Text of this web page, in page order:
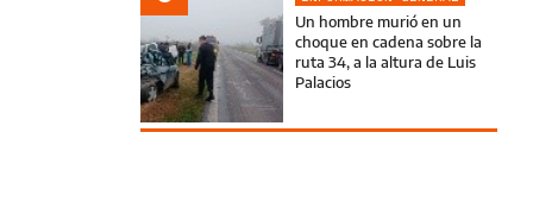
Un hombre murió en un
choque en cadena sobre la
ruta 34, a la altura de Luis
Palacios